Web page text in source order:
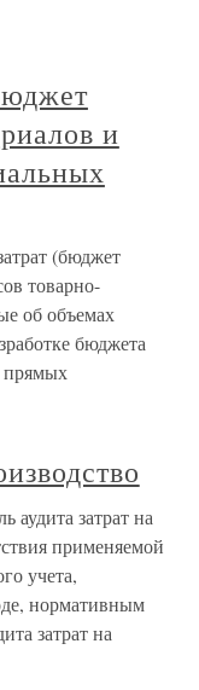
и
(бюджет
товарно-
об объемах
бюджета
прямых
аудита затрат на
применяемой
учета,
нормативным
затрат на